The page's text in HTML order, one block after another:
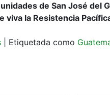
de San José del
viva la Resistencia
Etiquetada como